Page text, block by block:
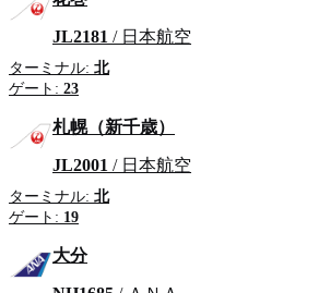
JL2181 / 日本航空
ターミナル: 北
ゲート: 23
札幌（新千歳）
JL2001 / 日本航空
ターミナル: 北
ゲート: 19
大分